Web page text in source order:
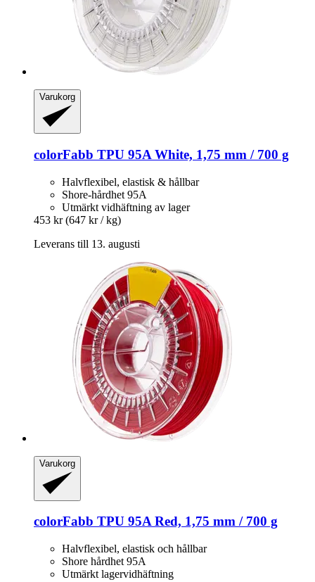
Varukorg
colorFabb TPU 95A White, 1,75 mm / 700 g
Halvflexibel, elastisk & hållbar
Shore-hårdhet 95A
Utmärkt vidhäftning av lager
453 kr (647 kr / kg)
Leverans till 13. augusti
Varukorg
colorFabb TPU 95A Red, 1,75 mm / 700 g
Halvflexibel, elastisk och hållbar
Shore hårdhet 95A
Utmärkt lagervidhäftning